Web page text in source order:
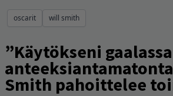
oscarit will smith
”Käytökseni
Smith pahoittelee